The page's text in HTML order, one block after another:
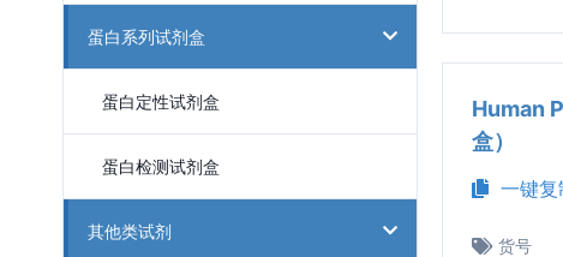
Human
盒）
一键复
货号
蛋白系列试剂盒
蛋白定性试剂盒
蛋白检测试剂盒
其他类试剂